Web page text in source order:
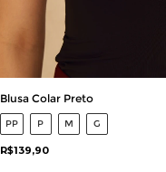
Blusa Colar Preto
PP P M G
R$139,90